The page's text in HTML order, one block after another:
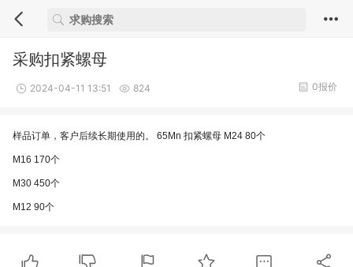
采购扣紧螺母
2024-04-11 13:51 824 0报价
样品订单，客户后续长期使用的。 65Mn 扣紧螺母 M24 80个
M16 170个
M30 450个
M12 90个